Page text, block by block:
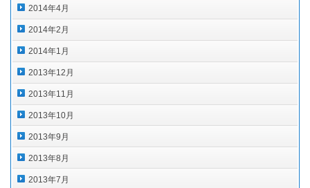
2014年4月
2014年2月
2014年1月
2013年12月
2013年11月
2013年10月
2013年9月
2013年8月
2013年7月